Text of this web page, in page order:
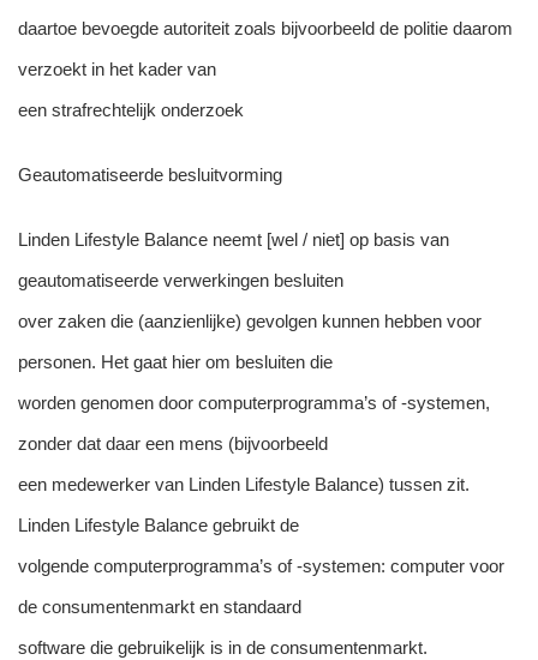
daartoe bevoegde autoriteit zoals bijvoorbeeld de politie daarom
verzoekt in het kader van
een strafrechtelijk onderzoek
Geautomatiseerde besluitvorming
Linden Lifestyle Balance neemt [wel / niet] op basis van
geautomatiseerde verwerkingen besluiten
over zaken die (aanzienlijke) gevolgen kunnen hebben voor
personen. Het gaat hier om besluiten die
worden genomen door computerprogramma’s of -systemen,
zonder dat daar een mens (bijvoorbeeld
een medewerker van Linden Lifestyle Balance) tussen zit.
Linden Lifestyle Balance gebruikt de
volgende computerprogramma’s of -systemen: computer voor
de consumentenmarkt en standaard
software die gebruikelijk is in de consumentenmarkt.